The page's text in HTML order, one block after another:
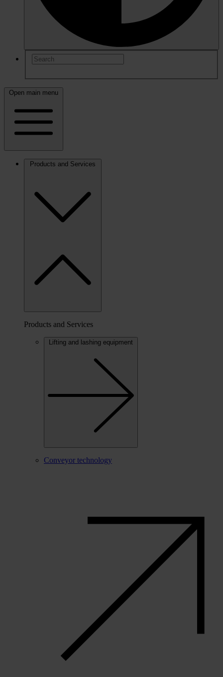
Open main menu
Products and Services
Products and Services
Lifting and lashing equipment
Conveyor technology